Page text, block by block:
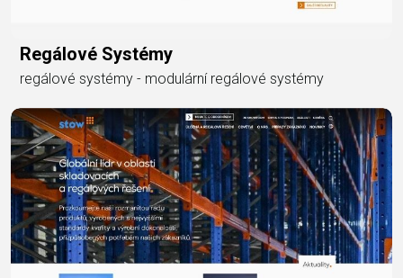
Regálové Systémy
regálové systémy - modulární regálové systémy